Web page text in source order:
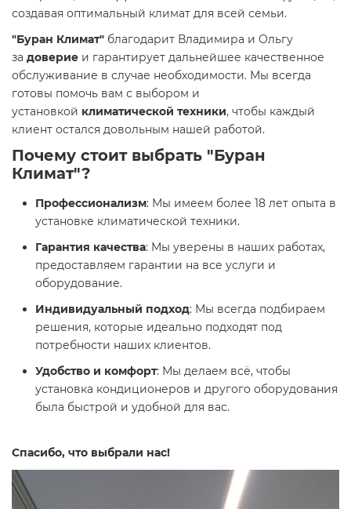
создавая оптимальный климат для всей семьи.
"Буран Климат" благодарит Владимира и Ольгу
за доверие и гарантирует дальнейшее качественное
обслуживание в случае необходимости. Мы всегда
готовы помочь вам с выбором и
установкой климатической техники, чтобы каждый
клиент остался довольным нашей работой.
Почему стоит выбрать "Буран
Климат"?
Профессионализм: Мы имеем более 18 лет опыта в
установке климатической техники.
Гарантия качества: Мы уверены в наших работах,
предоставляем гарантии на все услуги и
оборудование.
Индивидуальный подход: Мы всегда подбираем
решения, которые идеально подходят под
потребности наших клиентов.
Удобство и комфорт: Мы делаем всё, чтобы
установка кондиционеров и другого оборудования
была быстрой и удобной для вас.
Спасибо, что выбрали нас!